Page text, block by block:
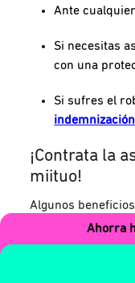
Ahorra
Ante
Si necesitas
con una
Si sufres el
indemnización
¡Contrata la
miituo!
Algunos
miituo,
No tenemos